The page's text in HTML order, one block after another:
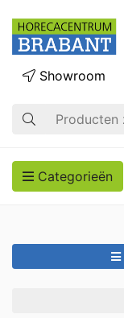
Zoek op
Showroom
Categorieën